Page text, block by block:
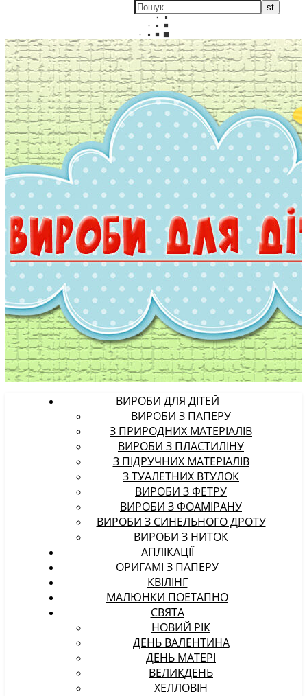
ВИРОБИ ДЛЯ ДІТЕЙ
ВИРОБИ З ПАПЕРУ
З ПРИРОДНИХ МАТЕРІАЛІВ
ВИРОБИ З ПЛАСТИЛІНУ
З ПІДРУЧНИХ МАТЕРІАЛІВ
З ТУАЛЕТНИХ ВТУЛОК
ВИРОБИ З ФЕТРУ
ВИРОБИ З ФОАМІРАНУ
ВИРОБИ З СИНЕЛЬНОГО ДРОТУ
ВИРОБИ З НИТОК
АПЛІКАЦІЇ
ОРИГАМІ З ПАПЕРУ
КВІЛІНГ
МАЛЮНКИ ПОЕТАПНО
СВЯТА
НОВИЙ РІК
ДЕНЬ ВАЛЕНТИНА
ДЕНЬ МАТЕРІ
ВЕЛИКДЕНЬ
ХЕЛЛОВІН